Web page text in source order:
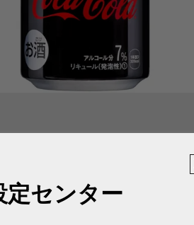
〜20:00
道玄坂２丁目５−８）
定センター